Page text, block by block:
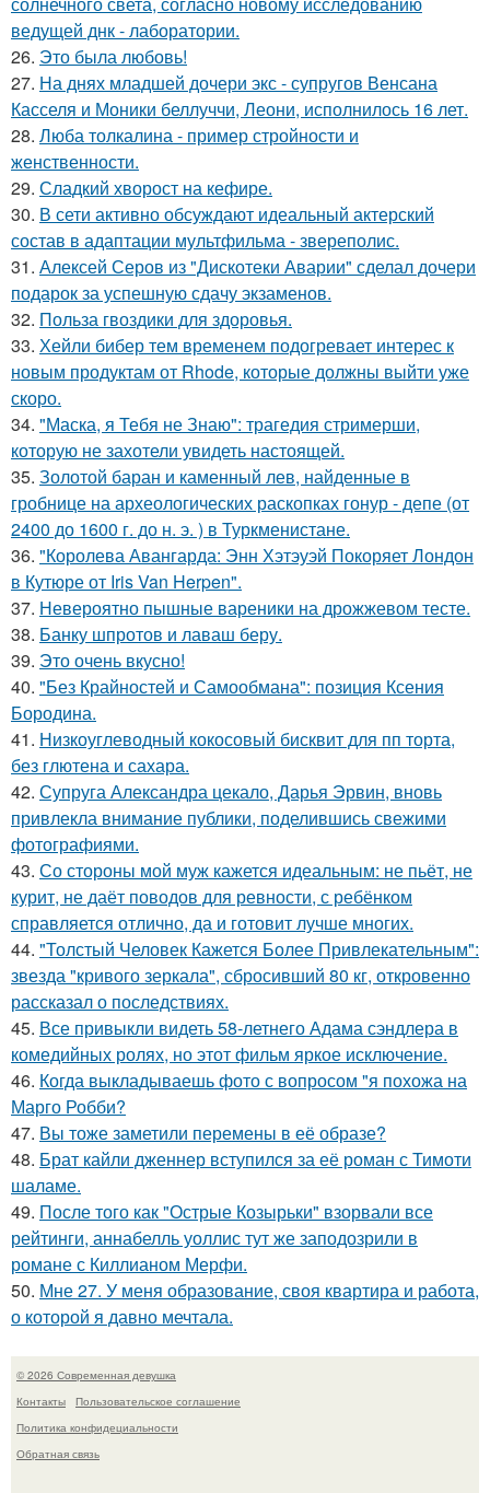
ведущей днк - лаборатории.
26. Это была любовь!
27. На днях младшей дочери экс - супругов Венсана
Касселя и Моники беллуччи, Леони, исполнилось 16 лет.
28. Люба толкалина - пример стройности и
женственности.
29. Сладкий хворост на кефире.
30. В сети активно обсуждают идеальный актерский
состав в адаптации мультфильма - звереполис.
31. Алексей Серов из "Дискотеки Аварии" сделал дочери
подарок за успешную сдачу экзаменов.
32. Польза гвоздики для здоровья.
33. Хейли бибер тем временем подогревает интерес к
новым продуктам от Rhode, которые должны выйти уже
скоро.
34. "Маска, я Тебя не Знаю": трагедия стримерши,
которую не захотели увидеть настоящей.
35. Золотой баран и каменный лев, найденные в
гробнице на археологических раскопках гонур - депе (от
2400 до 1600 г. до н. э. ) в Туркменистане.
36. "Королева Авангарда: Энн Хэтэуэй Покоряет Лондон
в Кутюре от Iris Van Herpen".
37. Невероятно пышные вареники на дрожжевом тесте.
38. Банку шпротов и лаваш беру.
39. Это очень вкусно!
40. "Без Крайностей и Самообмана": позиция Ксения
Бородина.
41. Низкоуглеводный кокосовый бисквит для пп торта,
без глютена и сахара.
42. Супруга Александра цекало, Дарья Эрвин, вновь
привлекла внимание публики, поделившись свежими
фотографиями.
43. Со стороны мой муж кажется идеальным: не пьёт, не
курит, не даёт поводов для ревности, с ребёнком
справляется отлично, да и готовит лучше многих.
44. "Толстый Человек Кажется Более Привлекательным":
звезда "кривого зеркала", сбросивший 80 кг, откровенно
рассказал о последствиях.
45. Все привыкли видеть 58-летнего Адама сэндлера в
комедийных ролях, но этот фильм яркое исключение.
46. Когда выкладываешь фото с вопросом "я похожа на
Марго Робби?
47. Вы тоже заметили перемены в её образе?
48. Брат кайли дженнер вступился за её роман с Тимоти
шаламе.
49. После того как "Острые Козырьки" взорвали все
рейтинги, аннабелль уоллис тут же заподозрили в
романе с Киллианом Мерфи.
50. Мне 27. У меня образование, своя квартира и работа,
о которой я давно мечтала.
© 2026 Современная девушка
Контакты
Пользовательское соглашение
Политика конфидециальности
Обратная связь